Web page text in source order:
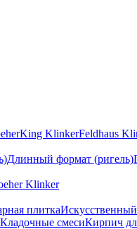
King KlinkerFeldhaus
Длинный формат (ригель)
Klinker
плитка
Кладочные смесиКирпич